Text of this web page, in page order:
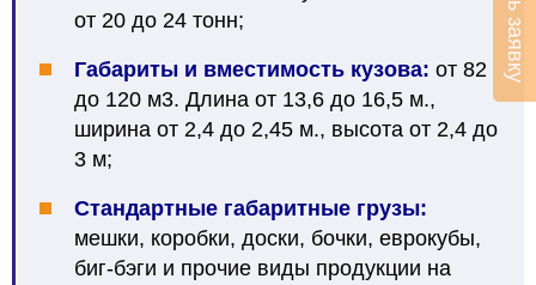
от 20 до 24 тонн;
Габариты и вместимость кузова: от 82
до 120 м3. Длина от 13,6 до 16,5 м.,
ширина от 2,4 до 2,45 м., высота от 2,4 до
3 м;
Стандартные габаритные грузы:
мешки, коробки, доски, бочки, еврокубы,
биг-бэги и прочие виды продукции на